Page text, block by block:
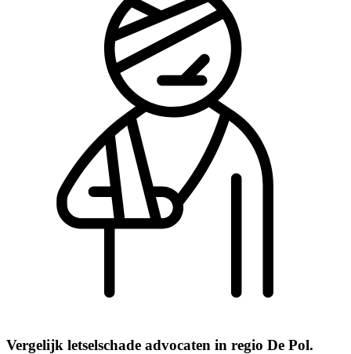
Vergelijk letselschade advocaten in regio De Pol.